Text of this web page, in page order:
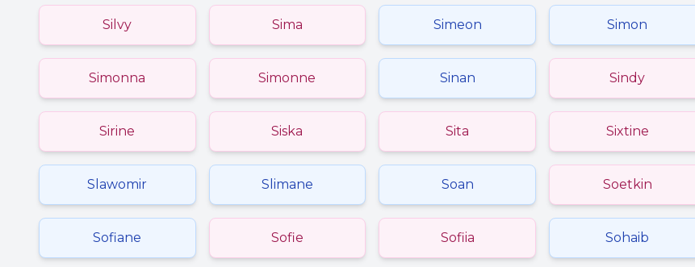
Silvy Sima Simeon Simon
Simonna Simonne Sinan Sindy
Sirine Siska Sita Sixtine
Slawomir Slimane Soan Soetkin
Sofiane Sofie Sofiia Sohaib